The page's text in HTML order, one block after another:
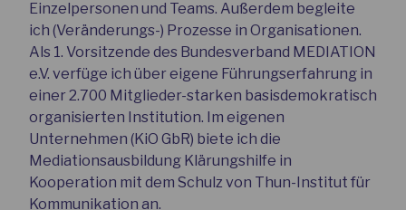
Einzelpersonen und Teams. Außerdem begleite
ich (Veränderungs-) Prozesse in Organisationen.
Als 1. Vorsitzende des Bundesverband MEDIATION
e.V. verfüge ich über eigene Führungserfahrung in
einer 2.700 Mitglieder-starken basisdemokratisch
organisierten Institution. Im eigenen
Unternehmen (KiO GbR) biete ich die
Mediationsausbildung Klärungshilfe in
Kooperation mit dem Schulz von Thun-Institut für
Kommunikation an.